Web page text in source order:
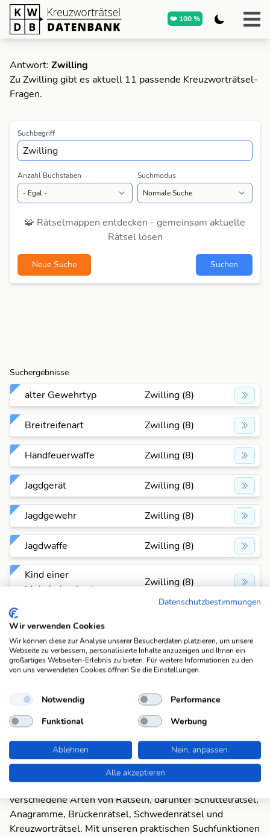
❤️ 100 %
Antwort: Zwilling
Zu Zwilling gibt es aktuell 11 passende Kreuzworträtsel-
Fragen.
Suchbegriff
Anzahl Buchstaben Suchmodus
🧩 Rätselmappen entdecken - gemeinsam aktuelle
Rätsel lösen
Neue Suche Suchen
Suchergebnisse
alter Gewehrtyp Zwilling (8)
Breitreifenart Zwilling (8)
Handfeuerwaffe Zwilling (8)
Jagdgerät Zwilling (8)
Jagdgewehr Zwilling (8)
Jagdwaffe Zwilling (8)
Kind einer
Mehrfachgeburt
Zwilling (8)
österr. Skirennfahrer,
David 1949-
Zwilling (8)
David 1949-
Zwilling (8)
Die KWDB ist dein zuverlässiger Partner für
verschiedene Arten von Rätseln, darunter Schüttelrätsel,
Anagramme, Brückenrätsel, Schwedenrätsel und
Kreuzworträtsel. Mit unseren praktischen Suchfunktionen
Datenschutzbestimmungen
Wir verwenden Cookies
Wir können diese zur Analyse unserer Besucherdaten platzieren, um unsere
Webseite zu verbessern, personalisierte Inhalte anzuzeigen und Ihnen ein
großartiges Webseiten-Erlebnis zu bieten. Für weitere Informationen zu den
von uns verwendeten Cookies öffnen Sie die Einstellungen.
Notwendig
Performance
Funktional
Werbung
Ablehnen
Nein, anpassen
Alle akzeptieren